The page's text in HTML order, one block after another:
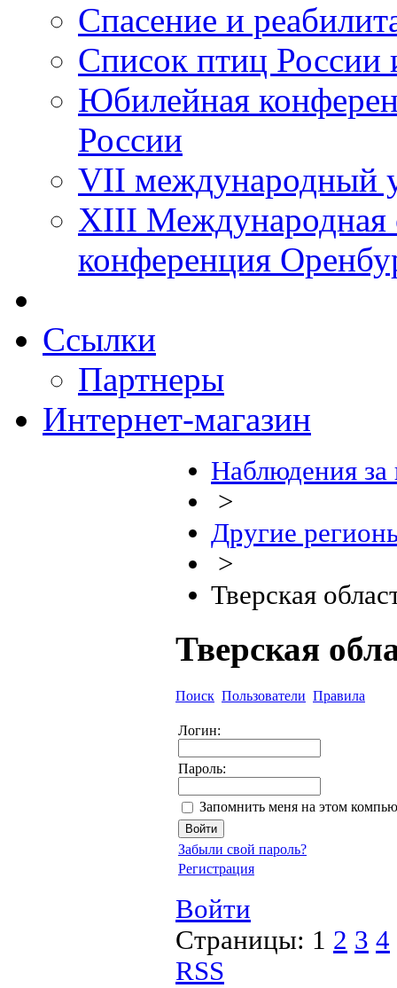
Спасение и
Список птиц России
Юбилейная
России
VII международный
XIII Международная
конференция
Ссылки
Партнеры
Интернет-магазин
Наблюдения
>
Другие
>
Тверская
Тверская
Поиск Пользователи Правила
Логин:
Пароль:
Запомнить меня на этом
Забыли свой пароль?
Регистрация
Войти
Страницы: 1 2 3 4
RSS